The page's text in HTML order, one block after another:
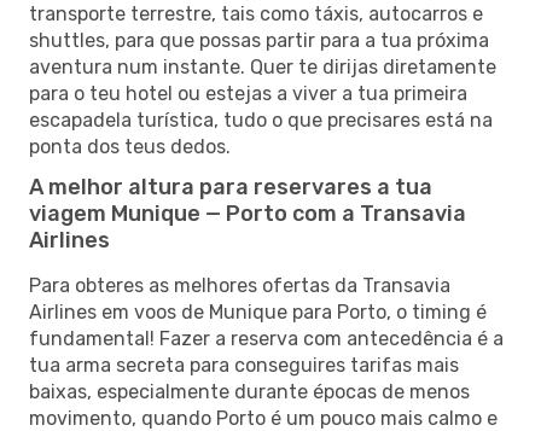
transporte terrestre, tais como táxis, autocarros e
shuttles, para que possas partir para a tua próxima
aventura num instante. Quer te dirijas diretamente
para o teu hotel ou estejas a viver a tua primeira
escapadela turística, tudo o que precisares está na
ponta dos teus dedos.
A melhor altura para reservares a tua
viagem Munique — Porto com a Transavia
Airlines
Para obteres as melhores ofertas da Transavia
Airlines em voos de Munique para Porto, o timing é
fundamental! Fazer a reserva com antecedência é a
tua arma secreta para conseguires tarifas mais
baixas, especialmente durante épocas de menos
movimento, quando Porto é um pouco mais calmo e